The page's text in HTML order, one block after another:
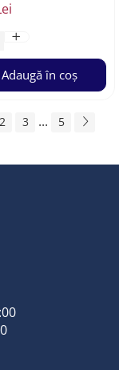
Adaugă în coș
2 3 ... 5